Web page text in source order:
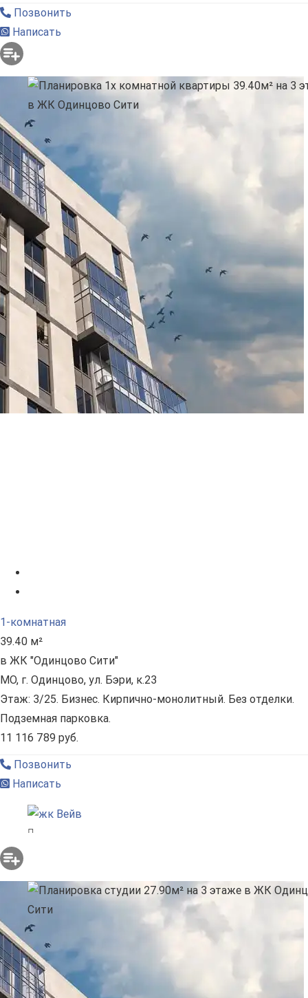
Позвонить
Написать
1-комнатная
39.40 м²
в ЖК "Одинцово Сити"
МО, г. Одинцово, ул. Бэри, к.23
Этаж: 3/25. Бизнес. Кирпично-монолитный. Без отделки.
Подземная парковка.
11 116 789 руб.
Позвонить
Написать